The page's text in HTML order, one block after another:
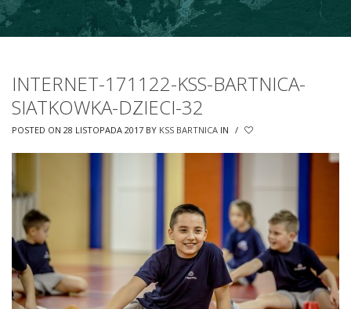
INTERNET-171122-KSS-BARTNICA-
SIATKOWKA-DZIECI-32
POSTED ON 28 LISTOPADA 2017 BY KSS BARTNICA IN /